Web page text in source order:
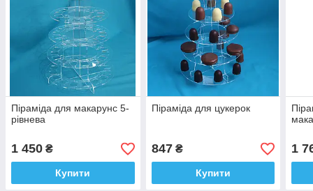
Піраміда для макарунс 5-
рівнева
1 450 ₴
Купити
Піраміда для цукерок
847₴
Купити
1